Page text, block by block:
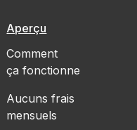
Aperçu
Comment
ça fonctionne
Aucuns frais
mensuels